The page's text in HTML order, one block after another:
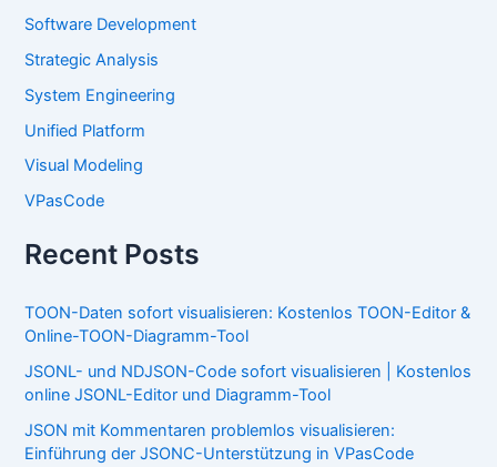
Software Development
Strategic Analysis
System Engineering
Unified Platform
Visual Modeling
VPasCode
Recent Posts
TOON-Daten sofort visualisieren: Kostenlos TOON-Editor &
Online-TOON-Diagramm-Tool
JSONL- und NDJSON-Code sofort visualisieren | Kostenlos
online JSONL-Editor und Diagramm-Tool
JSON mit Kommentaren problemlos visualisieren:
Einführung der JSONC-Unterstützung in VPasCode